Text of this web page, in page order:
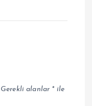
Gerekli alanlar *ile